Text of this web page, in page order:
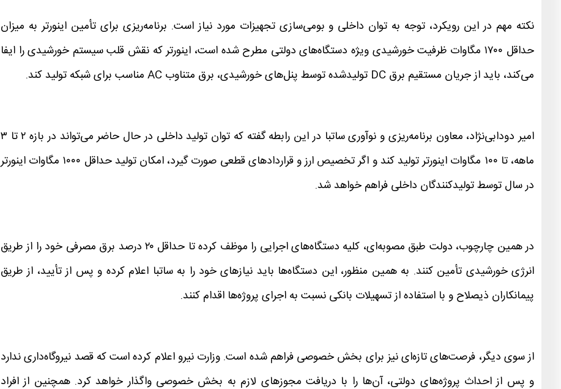
نکته مهم در این رویکرد، توجه به توان داخلی و بومی‌سازی تجهیزات مورد نیاز است. برنامه‌ریزی برای تأمین اینورتر به میزان
حداقل ۱۷۰۰ مگاوات ظرفیت خورشیدی ویژه دستگاه‌های دولتی مطرح شده است، اینورتر که نقش قلب سیستم خورشیدی را ایفا
می‌کند، باید از جریان مستقیم برق DC تولیدشده توسط پنل‌های خورشیدی، برق متناوب AC مناسب برای شبکه تولید کند.
امیر دودابی‌نژاد، معاون برنامه‌ریزی و نوآوری ساتبا در این رابطه گفته که توان تولید داخلی در حال حاضر می‌تواند در بازه ۲ تا ۳
ماهه، تا ۱۰۰ مگاوات اینورتر تولید کند و اگر تخصیص ارز و قراردادهای قطعی صورت گیرد، امکان تولید حداقل ۱۰۰۰ مگاوات اینورتر
در سال توسط تولیدکنندگان داخلی فراهم خواهد شد.
در همین چارچوب، دولت طبق مصوبه‌ای، کلیه دستگاه‌های اجرایی را موظف کرده تا حداقل ۲۰ درصد برق مصرفی خود را از طریق
انرژی خورشیدی تأمین کنند. به همین منظور، این دستگاه‌ها باید نیازهای خود را به ساتبا اعلام کرده و پس از تأیید، از طریق
پیمانکاران ذیصلاح و با استفاده از تسهیلات بانکی نسبت به اجرای پروژه‌ها اقدام کنند.
از سوی دیگر، فرصت‌های تازه‌ای نیز برای بخش خصوصی فراهم شده است. وزارت نیرو اعلام کرده است که قصد نیروگاه‌داری ندارد
و پس از احداث پروژه‌های دولتی، آن‌ها را با دریافت مجوزهای لازم به بخش خصوصی واگذار خواهد کرد. همچنین از افراد